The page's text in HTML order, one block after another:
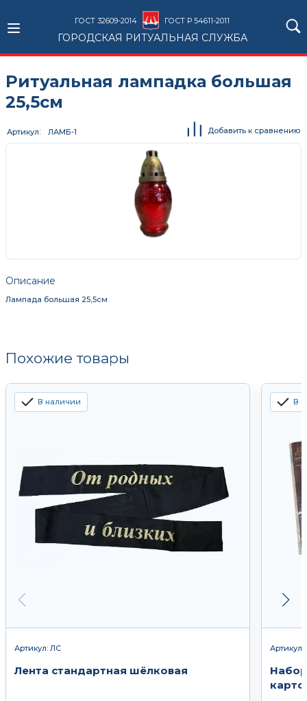
ГОСТ 32609-2014 ГОСТ Р 54611-2011
ГОРОДСКАЯ РИТУАЛЬНАЯ СЛУЖБА
Ритуальная лампадка большая
25,5см
Описание
Лампада большая 25,5см
Артикул ЛАМБ-1 Добавить к сравнению
Похожие товары
В наличии
Артикул: ЛС
Лента стандартная шёлковая
В